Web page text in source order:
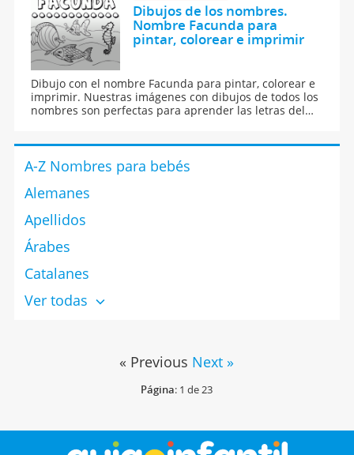
Dibujos de los nombres.
Nombre Facunda para
pintar, colorear e imprimir
Dibujo con el nombre Facunda para pintar, colorear e
imprimir. Nuestras imágenes con dibujos de todos los
nombres son perfectas para aprender las letras del
A-Z Nombres para bebés
Alemanes
Apellidos
Árabes
Catalanes
Ver todas
« Previous Next »
Página: 1 de 23